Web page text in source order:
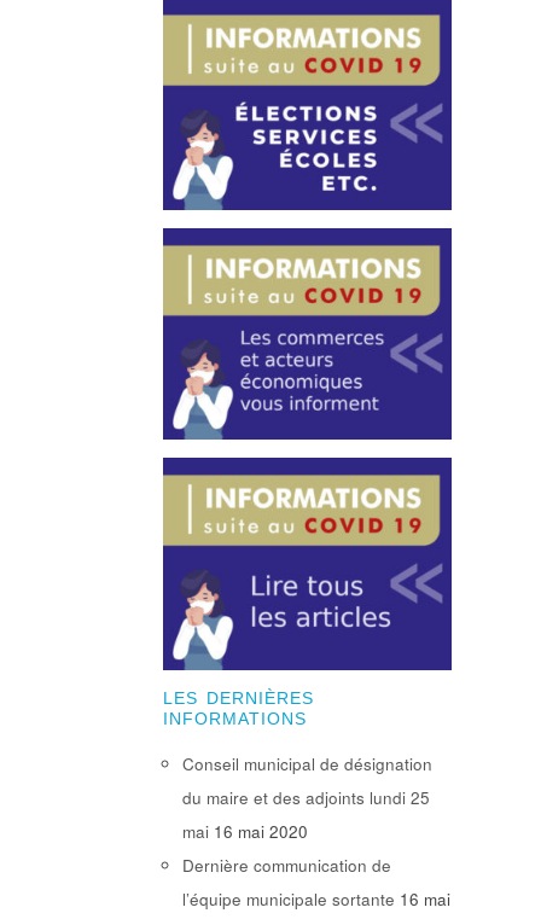
LES DERNIÈRES
INFORMATIONS
Conseil municipal de désignation
du maire et des adjoints lundi 25
mai 16 mai 2020
Dernière communication de
l’équipe municipale sortante 16 mai